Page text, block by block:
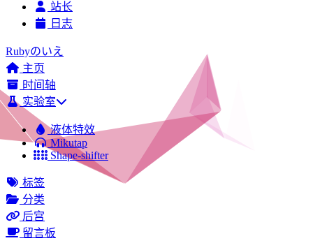
站长
日志
Rubyのいえ
主页
时间轴
实验室
液体特效
Mikutap
Shape-shifter
标签
分类
后宫
留言板